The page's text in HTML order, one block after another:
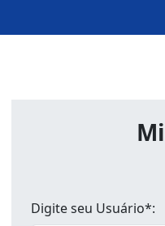
Digite seu Usuário*: